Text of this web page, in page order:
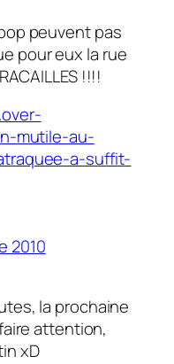
peuvent pas
pour eux la rue
!!!!
mutile-au-
a-suffit-
2010
la prochaine
attention,
xD